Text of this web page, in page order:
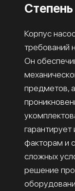
Корпус
требований
Он
предметов,
факторам и
сложных
решение